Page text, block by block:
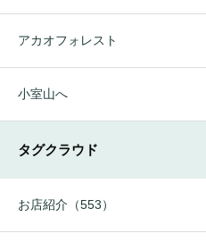
アカオフォレスト
小室山へ
タグクラウド
お店紹介（553）